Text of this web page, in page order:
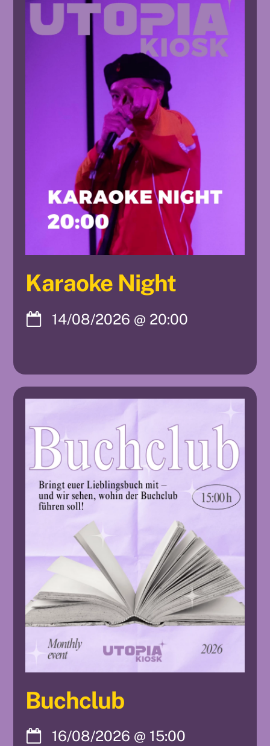
Karaoke Night
14/08/2026 @ 20:00
Buchclub
16/08/2026 @ 15:00